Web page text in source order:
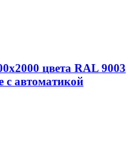
цвета RAL 9003
с автоматикой